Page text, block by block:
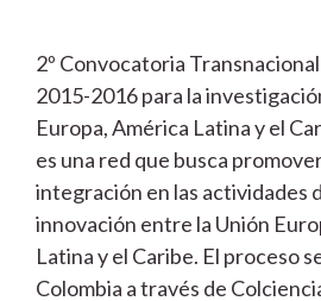
2º Convocatoria
2015-2016 para la
Europa, América Latina y el
es una red que busca
integración en las actividades
innovación entre la Unión
Latina y el Caribe. El proceso
Colombia a través de